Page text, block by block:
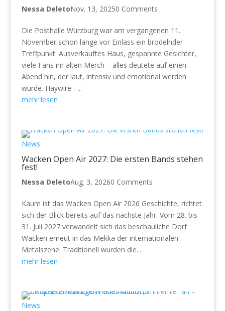
Nessa DeletoNov. 13, 20250 Comments
Die Posthalle Würzburg war am vergangenen 11.
November schon lange vor Einlass ein brodelnder
Treffpunkt. Ausverkauftes Haus, gespannte Gesichter,
viele Fans im alten Merch – alles deutete auf einen
Abend hin, der laut, intensiv und emotional werden
würde. Haywire –...
mehr lesen
News
Wacken Open Air 2027: Die ersten Bands stehen
fest!
Nessa DeletoAug. 3, 20260 Comments
Kaum ist das Wacken Open Air 2026 Geschichte, richtet
sich der Blick bereits auf das nächste Jahr. Vom 28. bis
31. Juli 2027 verwandelt sich das beschauliche Dorf
Wacken erneut in das Mekka der internationalen
Metalszene. Traditionell wurden die...
mehr lesen
News